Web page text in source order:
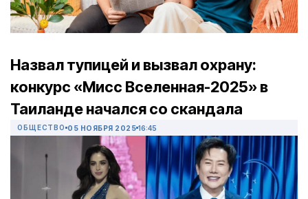
Назвал тупицей и вызвал охрану:
конкурс «Мисс Вселенная-2025» в
Таиланде начался со скандала
ОБЩЕСТВО 05 НОЯБРЯ 2025 16:45